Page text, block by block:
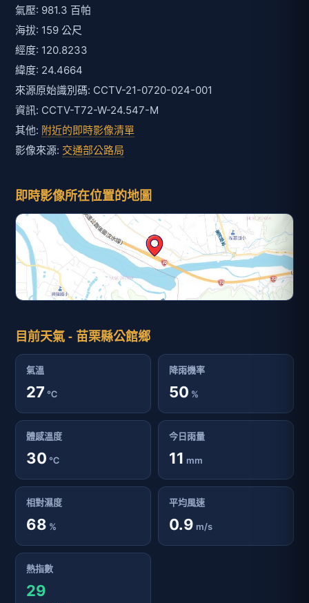
氣壓: 981.3 百帕
海拔: 159 公尺
經度: 120.8233
緯度: 24.4664
來源原始識別碼: CCTV-21-0720-024-001
資訊: CCTV-T72-W-24.547-M
其他: 附近的即時影像清單
影像來源: 交通部公路局
即時影像所在位置的地圖
目前天氣 - 苗栗縣公館鄉
氣溫
27 ℃
降雨機率
50 %
體感溫度
30 ℃
今日雨量
11 mm
相對濕度
68 %
平均風速
0.9 m/s
熱指數
29